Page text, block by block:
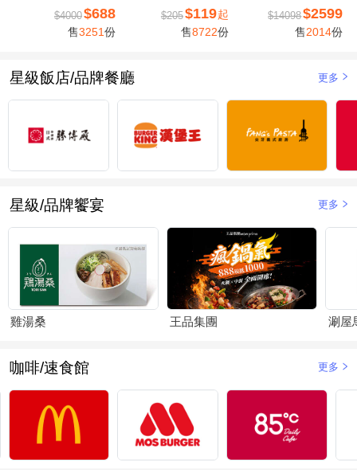
$4000$688
售3251份
$205$119起
售8722份
$14098$2599
售2014份
星級飯店/品牌餐廳 更多
星級/品牌饗宴 更多
雞湯桑 王品集團 涮屋
咖啡/速食館 更多